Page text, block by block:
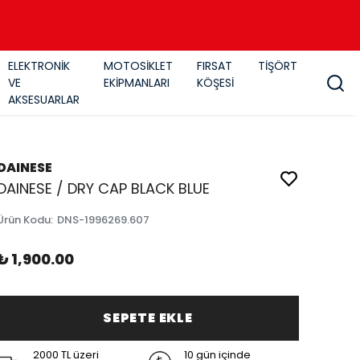
ELEKTRONİK
VE
AKSESUARLAR
MOTOSİKLET
EKİPMANLARI
FIRSAT
KÖŞESİ
TİŞÖRT
/ DRY CAP BLACK BLUE
Kodu: DNS-1996269.607
1,900.00
SEPETE EKLE
2000 TL üzeri
10 gün içinde